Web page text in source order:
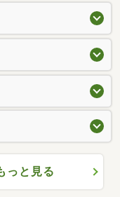
っと見る